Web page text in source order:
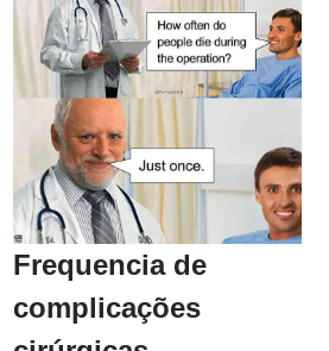
Frequencia de
complicações